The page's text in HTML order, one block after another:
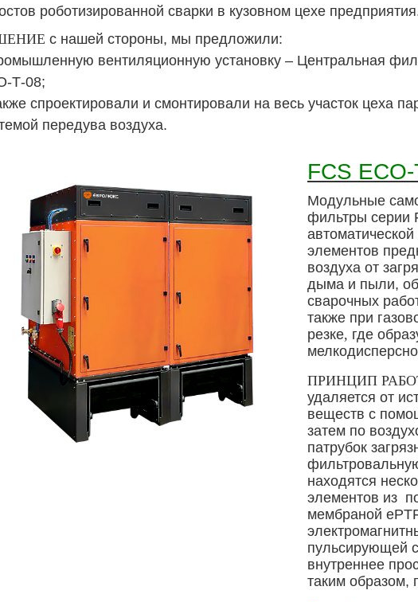
роботизированной сварки в кузовном цехе предприятия.
с нашей стороны, мы предложили:
вентиляционную установку – Центральная
Т-08;
спроектировали и смонтировали на весь участок цеха
передува воздуха.
FCS
Модульные
фильтры серии
элементов
воздуха от
дыма и пыли,
сварочных
также при
резке, где
ПРИНЦИП
удаляется от
веществ с
затем по
патрубок
находятся
элементов из
мембраной
пульсирующей
внутреннее
таким образом,